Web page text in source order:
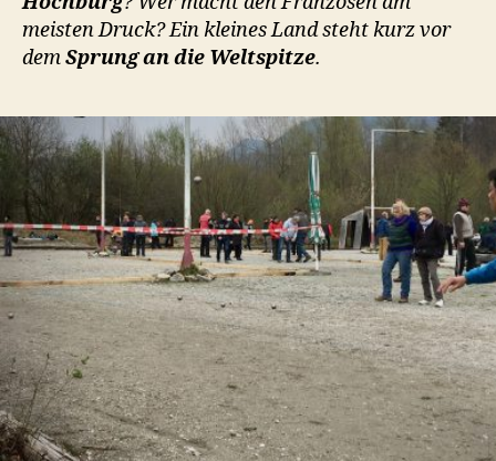
meisten Druck? Ein kleines Land steht kurz vor
demSprung an die Weltspitze.